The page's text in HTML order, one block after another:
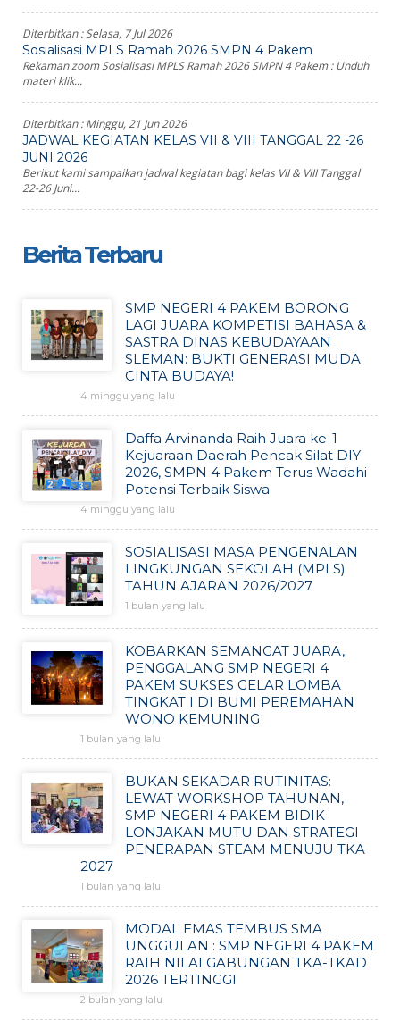
Diterbitkan :Selasa, 7 Jul 2026
Sosialisasi MPLS Ramah 2026 SMPN 4 Pakem
Rekaman zoom Sosialisasi MPLS Ramah 2026 SMPN 4 Pakem : Unduh
materi klik...
Diterbitkan :Minggu, 21 Jun 2026
JADWAL KEGIATAN KELAS VII & VIII TANGGAL 22 -26
JUNI 2026
Berikut kami sampaikan jadwal kegiatan bagi kelas VII & VIII Tanggal
22-26 Juni...
Berita Terbaru
SMP NEGERI 4 PAKEM BORONG
LAGI JUARA KOMPETISI BAHASA &
SASTRA DINAS KEBUDAYAAN
SLEMAN: BUKTI GENERASI MUDA
CINTA BUDAYA!
4 minggu yang lalu
Daffa Arvinanda Raih Juara ke-1
Kejuaraan Daerah Pencak Silat DIY
2026, SMPN 4 Pakem Terus Wadahi
Potensi Terbaik Siswa
4 minggu yang lalu
SOSIALISASI MASA PENGENALAN
LINGKUNGAN SEKOLAH (MPLS)
TAHUN AJARAN 2026/2027
1 bulan yang lalu
KOBARKAN SEMANGAT JUARA,
PENGGALANG SMP NEGERI 4
PAKEM SUKSES GELAR LOMBA
TINGKAT I DI BUMI PEREMAHAN
WONO KEMUNING
1 bulan yang lalu
BUKAN SEKADAR RUTINITAS:
LEWAT WORKSHOP TAHUNAN,
SMP NEGERI 4 PAKEM BIDIK
LONJAKAN MUTU DAN STRATEGI
PENERAPAN STEAM MENUJU TKA
2027
1 bulan yang lalu
MODAL EMAS TEMBUS SMA
UNGGULAN : SMP NEGERI 4 PAKEM
RAIH NILAI GABUNGAN TKA-TKAD
2026 TERTINGGI
2 bulan yang lalu